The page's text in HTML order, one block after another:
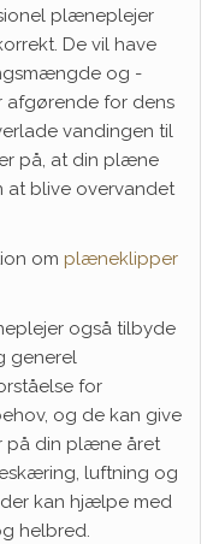
plæneplejer
De vil have
og -
afgørende for dens
vandingen til
på, at din plæne
blive overvandet
om plæneklipper
også tilbyde
generel
for
og de kan give
på din plæne året
luftning og
kan hjælpe med
helbred.